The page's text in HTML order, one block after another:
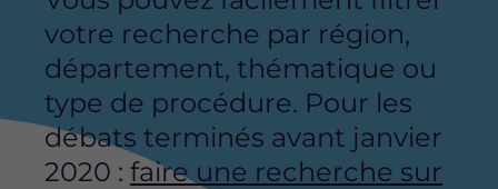
votre recherche par région,
département, thématique ou
type de procédure. Pour les
débats terminés avant janvier
2020 : faire une recherche sur